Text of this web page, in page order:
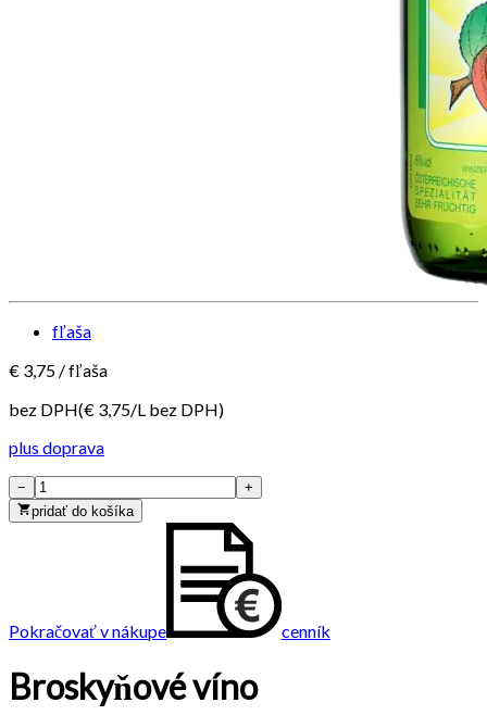
fľaša
€ 3,75 /fľaša
bez DPH(€ 3,75/L bez DPH)
plus doprava
−
+
pridať do košíka
Pokračovať v nákupe cenník
Broskyňové víno